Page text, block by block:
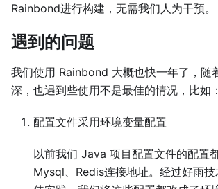
Rainbond进行构建，无需我们人为干预。
遇到的问题
我们使用 Rainbond 大概也快一年了，随
深，也遇到些使用不是最佳的情况，比如：
配置文件采用环境变量配置
以前我们 Java 项目配置文件的配置
Mysql、Redis连接地址。经过好雨